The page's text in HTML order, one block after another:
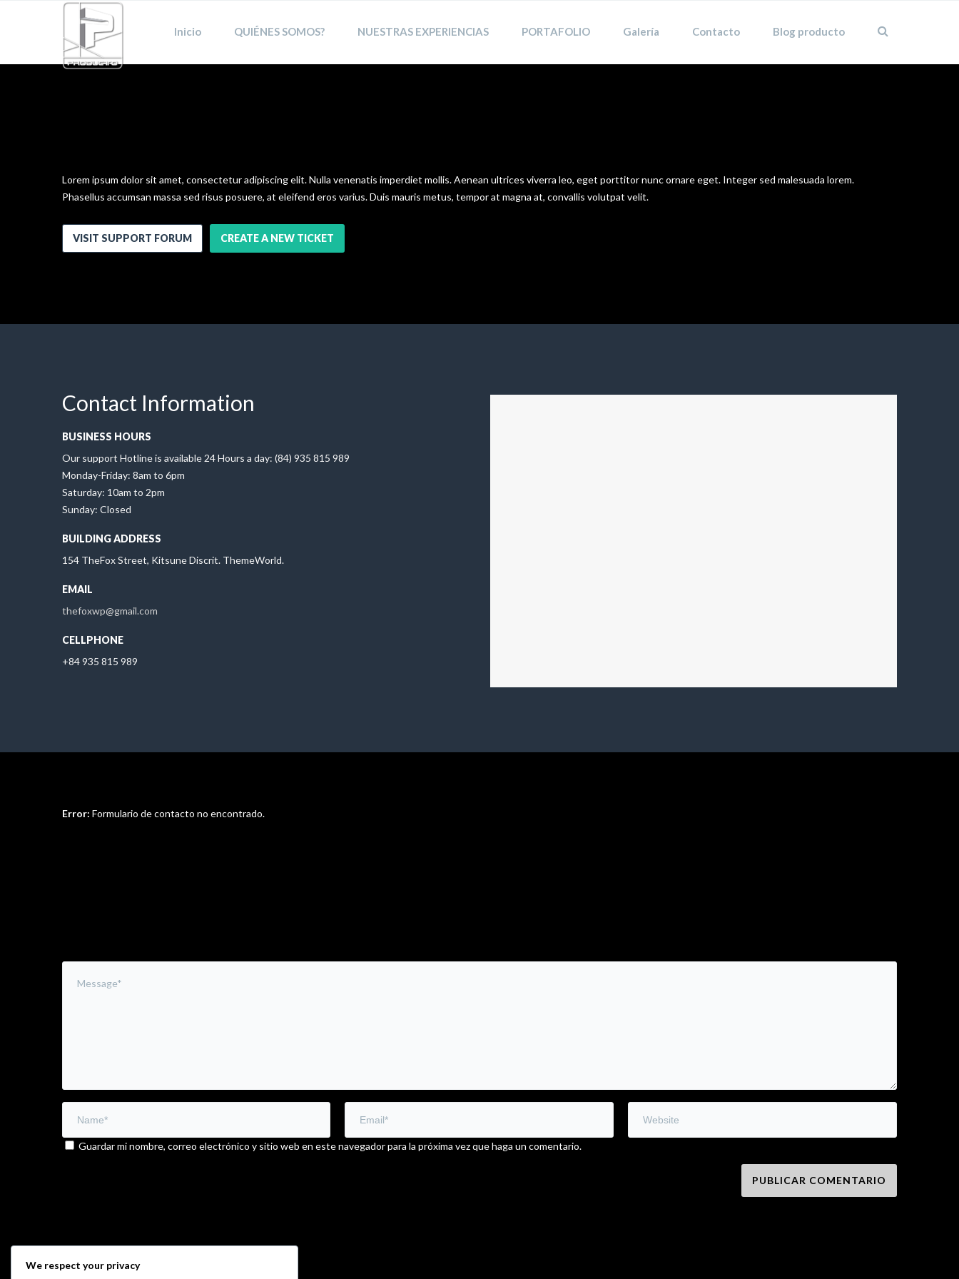
Inicio QUIÉNES SOMOS? NUESTRAS EXPERIENCIAS PORTAFOLIO Galería Contacto Blog producto
Lorem ipsum dolor sit amet, consectetur adipiscing elit. Nulla venenatis imperdiet mollis. Aenean ultrices viverra leo, eget porttitor nunc ornare eget. Integer sed malesuada lorem.
Phasellus accumsan massa sed risus posuere, at eleifend eros varius. Duis mauris metus, tempor at magna at, convallis volutpat velit.
VISIT SUPPORT FORUM CREATE A NEW TICKET
Contact Information
BUSINESS HOURS
Our support Hotline is available 24 Hours a day: (84) 935 815 989
Monday-Friday: 8am to 6pm
Saturday: 10am to 2pm
Sunday: Closed
BUILDING ADDRESS
154 TheFox Street, Kitsune Discrit. ThemeWorld.
EMAIL
thefoxwp@gmail.com
CELLPHONE
+84 935 815 989
Error: Formulario de contacto no encontrado.
Guardar mi nombre, correo electrónico y sitio web en este navegador para la próxima vez que haga un comentario.
We respect your privacy